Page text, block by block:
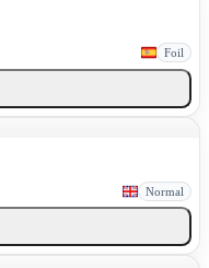
Foil
Normal